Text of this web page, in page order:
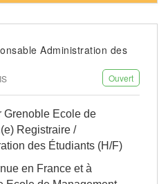
nationaux.
à taille humaine où
sont encouragées.
et au suivi des projets.
rétroplannings.
partenaires et
Administration des
Ouvert
Grenoble Ecole de
Registraire /
des Étudiants (H/F)
en France et à